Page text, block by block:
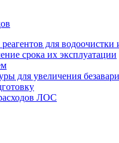
для водоочистки
срока их эксплуатации
для увеличения
ЛОС